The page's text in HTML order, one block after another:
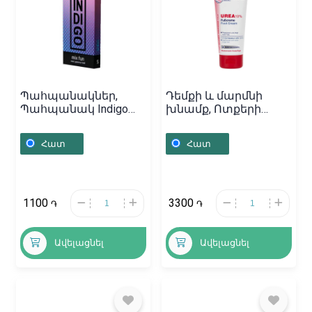
Պահպանակներ,
Պահպանակ Indigo
Հատ
1100 ֏
Ավելացնել
Դեմքի և մարմնի
խնամք, Ոտքերի
100մլ, Գերմանիա
Հատ
3300 ֏
Ավելացնել